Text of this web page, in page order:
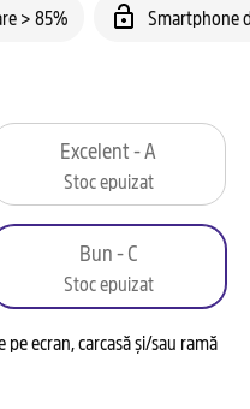
> 85% Smartphone
Excelent - A
Stoc epuizat
Bun - C
Stoc epuizat
ecran, carcasă și/sau ramă